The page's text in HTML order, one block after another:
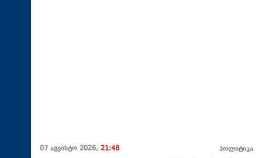
07 აგვისტო 2026, 21:48 პოლიტიკა